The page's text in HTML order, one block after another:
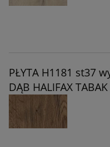
PŁYTA H1181 st37
DĄB HALIFAX TABAK